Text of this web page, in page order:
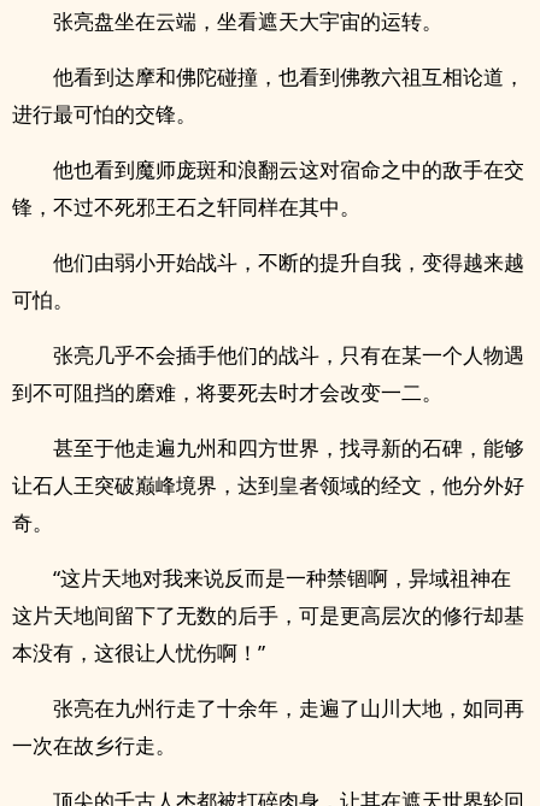
张亮盘坐在云端，坐看遮天大宇宙的运转。
他看到达摩和佛陀碰撞，也看到佛教六祖互相论道，
进行最可怕的交锋。
他也看到魔师庞斑和浪翻云这对宿命之中的敌手在交
锋，不过不死邪王石之轩同样在其中。
他们由弱小开始战斗，不断的提升自我，变得越来越
可怕。
张亮几乎不会插手他们的战斗，只有在某一个人物遇
到不可阻挡的磨难，将要死去时才会改变一二。
甚至于他走遍九州和四方世界，找寻新的石碑，能够
让石人王突破巅峰境界，达到皇者领域的经文，他分外好
奇。
“这片天地对我来说反而是一种禁锢啊，异域祖神在
这片天地间留下了无数的后手，可是更高层次的修行却基
本没有，这很让人忧伤啊！”
张亮在九州行走了十余年，走遍了山川大地，如同再
一次在故乡行走。